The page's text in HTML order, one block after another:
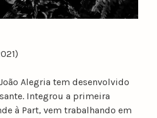
Alegria tem desenvolvido
Integrou a primeira
à Part, vem trabalhando em